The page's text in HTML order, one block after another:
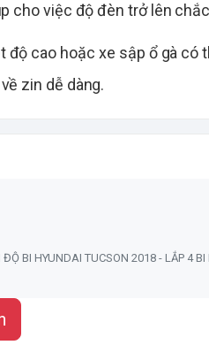
cho việc độ đèn trở lên
cao hoặc xe sập ổ gà có
zin dễ dàng.
BI HYUNDAI TUCSON 2018 - LẮP 4 BI